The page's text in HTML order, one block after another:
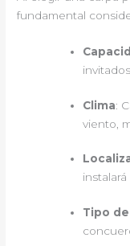
fundamental
invitados.
Clima:
viento,
instalará
Tipo